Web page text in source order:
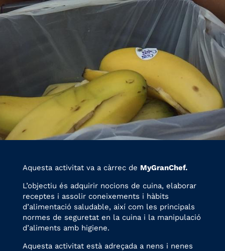
Aquesta activitat va a càrrec de MyGranChef.
L’objectiu és adquirir nocions de cuina, elaborar
receptes i assolir coneixements i hàbits
d’alimentació saludable, així com les principals
normes de seguretat en la cuina i la manipulació
d’aliments amb higiene.
Aquesta activitat està adreçada a nens i nenes